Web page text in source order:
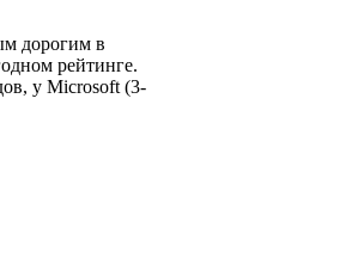
дорогим в
рейтинге.
у Microsoft (3-